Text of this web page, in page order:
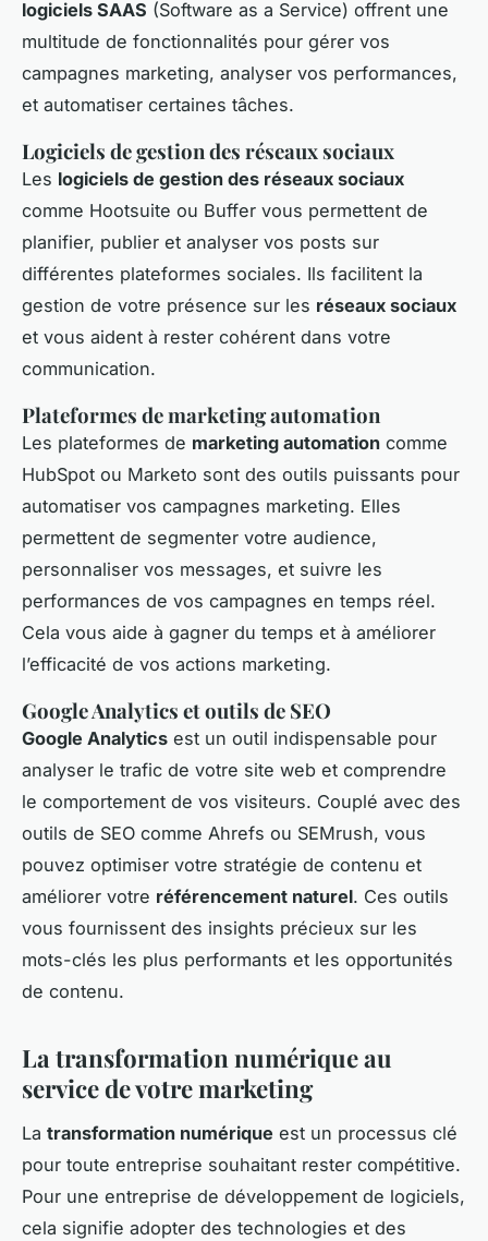
logiciels SAAS (Software as a Service) offrent une
multitude de fonctionnalités pour gérer vos
campagnes marketing, analyser vos performances,
et automatiser certaines tâches.
Logiciels de gestion des réseaux sociaux
Les logiciels de gestion des réseaux sociaux
comme Hootsuite ou Buffer vous permettent de
planifier, publier et analyser vos posts sur
différentes plateformes sociales. Ils facilitent la
gestion de votre présence sur les réseaux sociaux
et vous aident à rester cohérent dans votre
communication.
Plateformes de marketing automation
Les plateformes de marketing automation comme
HubSpot ou Marketo sont des outils puissants pour
automatiser vos campagnes marketing. Elles
permettent de segmenter votre audience,
personnaliser vos messages, et suivre les
performances de vos campagnes en temps réel.
Cela vous aide à gagner du temps et à améliorer
l’efficacité de vos actions marketing.
Google Analytics et outils de SEO
Google Analytics est un outil indispensable pour
analyser le trafic de votre site web et comprendre
le comportement de vos visiteurs. Couplé avec des
outils de SEO comme Ahrefs ou SEMrush, vous
pouvez optimiser votre stratégie de contenu et
améliorer votre référencement naturel. Ces outils
vous fournissent des insights précieux sur les
mots-clés les plus performants et les opportunités
de contenu.
La transformation numérique au
service de votre marketing
La transformation numérique est un processus clé
pour toute entreprise souhaitant rester compétitive.
Pour une entreprise de développement de logiciels,
cela signifie adopter des technologies et des